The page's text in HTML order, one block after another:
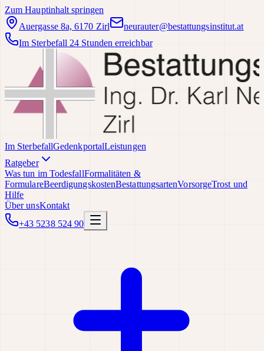
Zum Hauptinhalt springen
Auergasse 8a, 6170 Zirl
neurauter@bestattungsinstitut.at
Im Sterbefall 24 Stunden erreichbar
Im SterbefallGedenkportalLeistungen
Ratgeber
Was tun im TodesfallFormalitäten &
FormulareBeerdigungskostenBestattungsartenVorsorgeTrost und
Hilfe
Über unsKontakt
+43 5238 524 90